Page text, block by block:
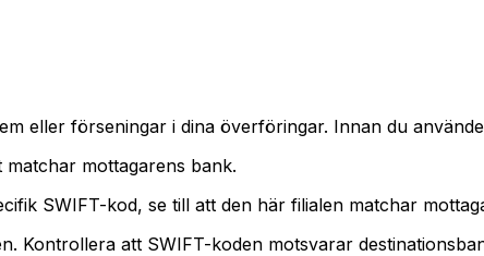
eller förseningar i dina överföringar. Innan du
mottagarens bank.
SWIFT-kod, se till att den här filialen matchar
Kontrollera att SWIFT-koden motsvarar